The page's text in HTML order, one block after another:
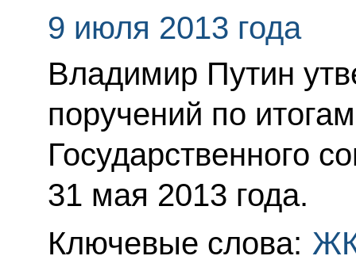
9 июля 2013 года
Владимир Путин
поручений по
Государственного
31 мая 2013 года.
Ключевые слова: